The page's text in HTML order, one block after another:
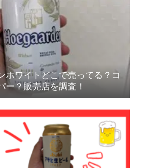
ホワイトどこで売ってる？コ
ー？販売店を調査！